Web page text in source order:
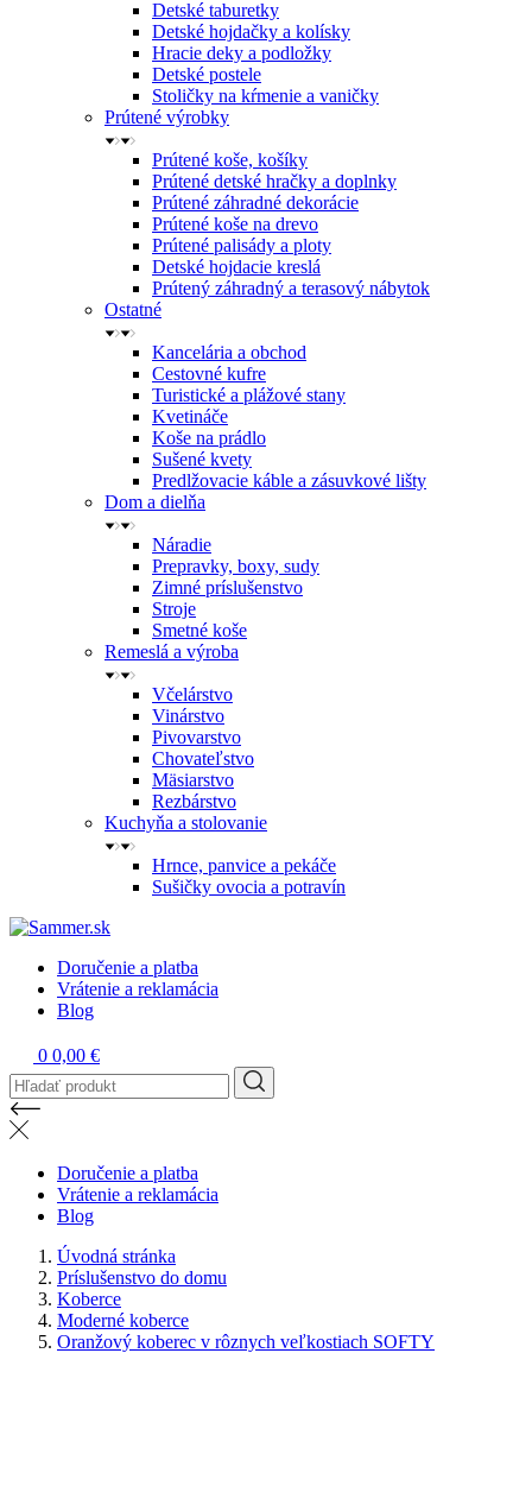
Detské taburetky
Detské hojdačky a kolísky
Hracie deky a podložky
Detské postele
Stoličky na kŕmenie a vaničky
Prútené výrobky
Prútené koše, košíky
Prútené detské hračky a doplnky
Prútené záhradné dekorácie
Prútené koše na drevo
Prútené palisády a ploty
Detské hojdacie kreslá
Prútený záhradný a terasový nábytok
Ostatné
Kancelária a obchod
Cestovné kufre
Turistické a plážové stany
Kvetináče
Koše na prádlo
Sušené kvety
Predlžovacie káble a zásuvkové lišty
Dom a dielňa
Náradie
Prepravky, boxy, sudy
Zimné príslušenstvo
Stroje
Smetné koše
Remeslá a výroba
Včelárstvo
Vinárstvo
Pivovarstvo
Chovateľstvo
Mäsiarstvo
Rezbárstvo
Kuchyňa a stolovanie
Hrnce, panvice a pekáče
Sušičky ovocia a potravín
Doručenie a platba
Vrátenie a reklamácia
Blog
0 0,00 €
Doručenie a platba
Vrátenie a reklamácia
Blog
Úvodná stránka
Príslušenstvo do domu
Koberce
Moderné koberce
Oranžový koberec v rôznych veľkostiach SOFTY